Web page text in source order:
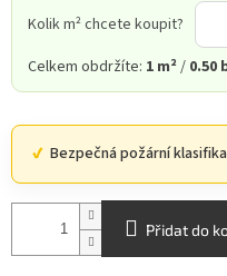
Kolik m² chcete koupit?
Celkem obdržíte: 1 m²/ 0.50
Bezpečná požární
Přidat do